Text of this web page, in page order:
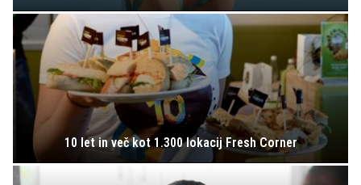
10 let in več kot 1.300 lokacij Fresh Corner